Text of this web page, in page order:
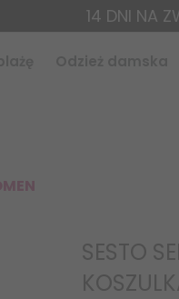
14 DNI NA
SESTO